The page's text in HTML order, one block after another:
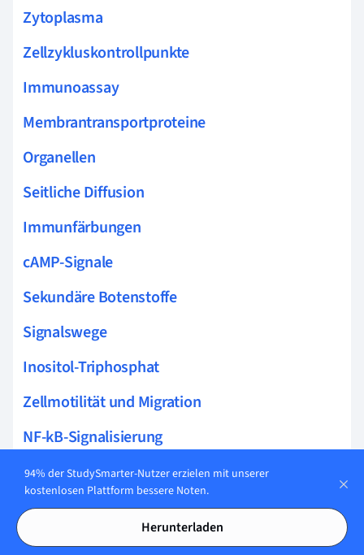
Zytoplasma
Zellzykluskontrollpunkte
Immunoassay
Membrantransportproteine
Organellen
Seitliche Diffusion
Immunfärbungen
cAMP-Signale
Sekundäre Botenstoffe
Signalswege
Inositol-Triphosphat
Zellmotilität und Migration
NF-kB-Signalisierung
Calcium-Signale
Biopolymer
Wnt-Signale
94% der StudySmarter-Nutzer erzielen mit unserer
kostenlosen Plattform bessere Noten.
Herunterladen